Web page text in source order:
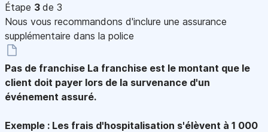
Étape 3 de 3
Nous vous recommandons d'inclure une assurance
supplémentaire dans la police
Pas de franchise La franchise est le montant que le
client doit payer lors de la survenance d'un
événement assuré.
Exemple : Les frais d'hospitalisation s'élèvent à 1 000